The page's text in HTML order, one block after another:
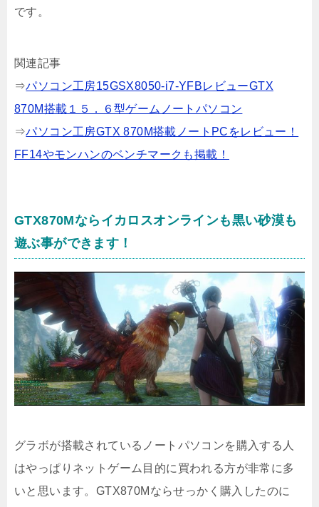
です。
関連記事
⇒パソコン工房15GSX8050-i7-YFBレビューGTX
870M搭載１５．６型ゲームノートパソコン
⇒パソコン工房GTX 870M搭載ノートPCをレビュー！
FF14やモンハンのベンチマークも掲載！
GTX870Mならイカロスオンラインも黒い砂漠も
遊ぶ事ができます！
グラボが搭載されているノートパソコンを購入する人
はやっぱりネットゲーム目的に買われる方が非常に多
いと思います。GTX870Mならせっかく購入したのに